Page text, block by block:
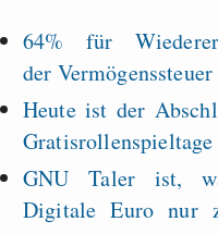
64% für
der Vermögenssteuer
Heute ist der
GNU Taler ist,
Digitale Euro nur